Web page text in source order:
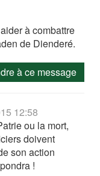
à combattre
de Dienderé.
à ce message
12:58
ou la mort,
doivent
son action
!